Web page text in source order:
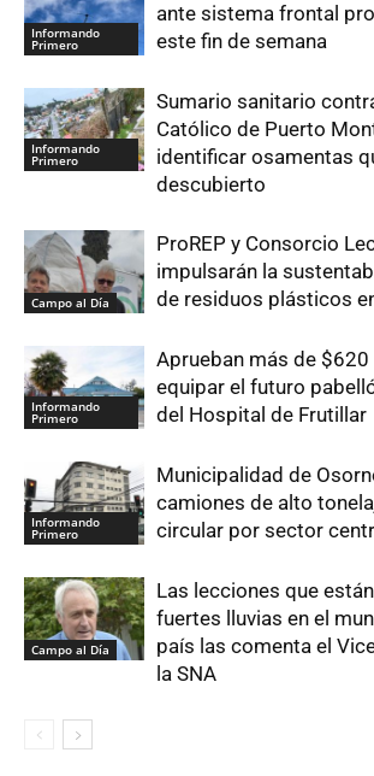
Informando
Primero
ante sistema frontal
este fin de semana
Informando
Primero
Sumario sanitario
Católico de Puerto
identificar osamentas
descubierto
Campo al Día
ProREP y Consorcio
impulsarán la
de residuos plásticos
Informando
Primero
Aprueban más de
equipar el futuro
del Hospital de Frutillar
Informando
Primero
Municipalidad de
camiones de alto
circular por sector
Campo al Día
Las lecciones que
fuertes lluvias en el
país las comenta el
la SNA